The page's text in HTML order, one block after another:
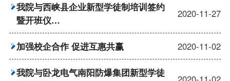
我院与西峡县企业新型学徒制培训签约
暨开班仪…
2020-11-27
加强校企合作 促进互惠共赢 2020-11-02
我院与卧龙电气南阳防爆集团新型学徒